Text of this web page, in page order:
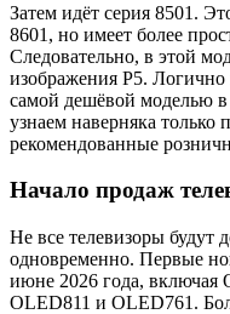
Затем идёт серия 8501.
8601, но имеет более
Следовательно, в этой
изображения P5. Логично
самой дешёвой моделью
узнаем наверняка только
рекомендованные
Начало продаж
Не все телевизоры будут
одновременно. Первые
июне 2026 года,
OLED811 и OLED761.